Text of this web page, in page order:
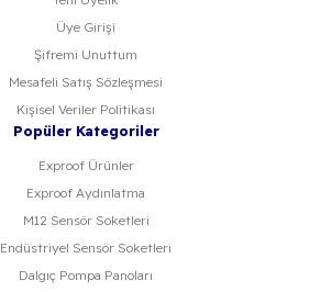
Üye Girişi
Şifremi Unuttum
Mesafeli Satış Sözleşmesi
Kişisel Veriler Politikası
Popüler Kategoriler
Exproof Ürünler
Exproof Aydınlatma
M12 Sensör Soketleri
Endüstriyel Sensör Soketleri
Dalgıç Pompa Panoları